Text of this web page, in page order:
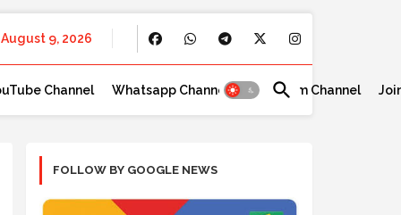
August 9, 2026
Channel Whatsapp Channel Telegram Channel
FOLLOW BY GOOGLE NEWS